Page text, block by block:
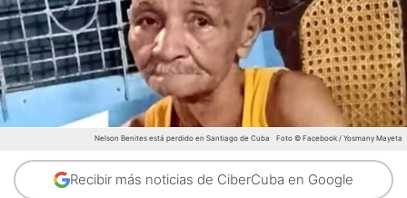
Nelson Benites está perdido en Santiago de Cuba Foto © Facebook / Yosmany Mayeta
Recibir más noticias de CiberCuba en Google